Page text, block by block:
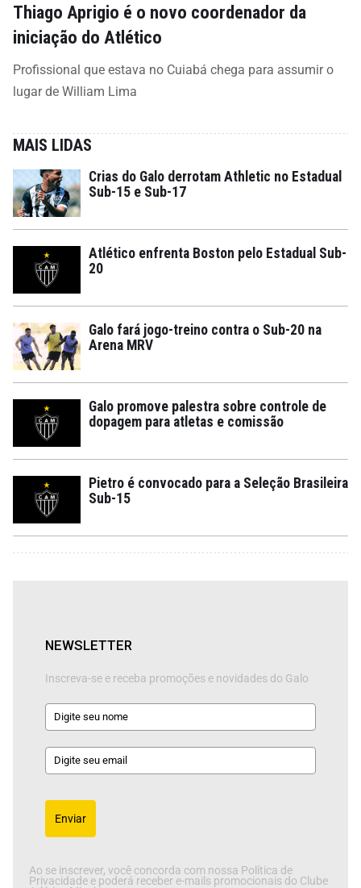
Thiago Aprigio é o novo coordenador da
iniciação do Atlético
Profissional que estava no Cuiabá chega para assumir o
lugar de William Lima
MAIS LIDAS
Crias do Galo derrotam Athletic no Estadual
Sub-15 e Sub-17
Atlético enfrenta Boston pelo Estadual Sub-
20
Galo fará jogo-treino contra o Sub-20 na
Arena MRV
Galo promove palestra sobre controle de
dopagem para atletas e comissão
Pietro é convocado para a Seleção Brasileira
Sub-15
NEWSLETTER
Inscreva-se e receba promoções e novidades do Galo
Enviar
Ao se inscrever, você concorda com nossa Política de
Privacidade e poderá receber e-mails promocionais do Clube